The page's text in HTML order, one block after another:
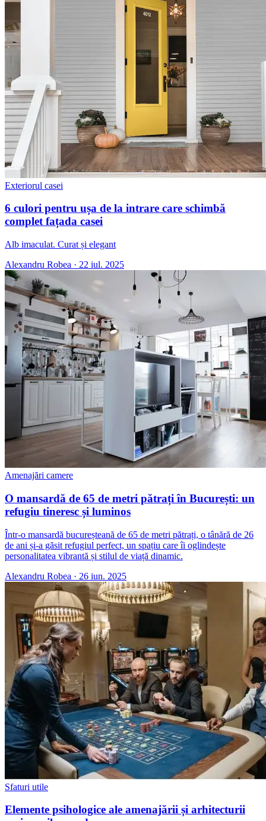
Exteriorul casei
6 culori pentru ușa de la intrare care schimbă
complet fațada casei
Alb imaculat. Curat și elegant
Alexandru Robea · 22 iul. 2025
Amenajări camere
O mansardă de 65 de metri pătrați în București: un
refugiu tineresc și luminos
Într-o mansardă bucureșteană de 65 de metri pătrați, o tânără de 26
de ani și-a găsit refugiul perfect, un spațiu care îi oglindește
personalitatea vibrantă și stilul de viață dinamic.
Alexandru Robea · 26 iun. 2025
Sfaturi utile
Elemente psihologice ale amenajării și arhitecturii